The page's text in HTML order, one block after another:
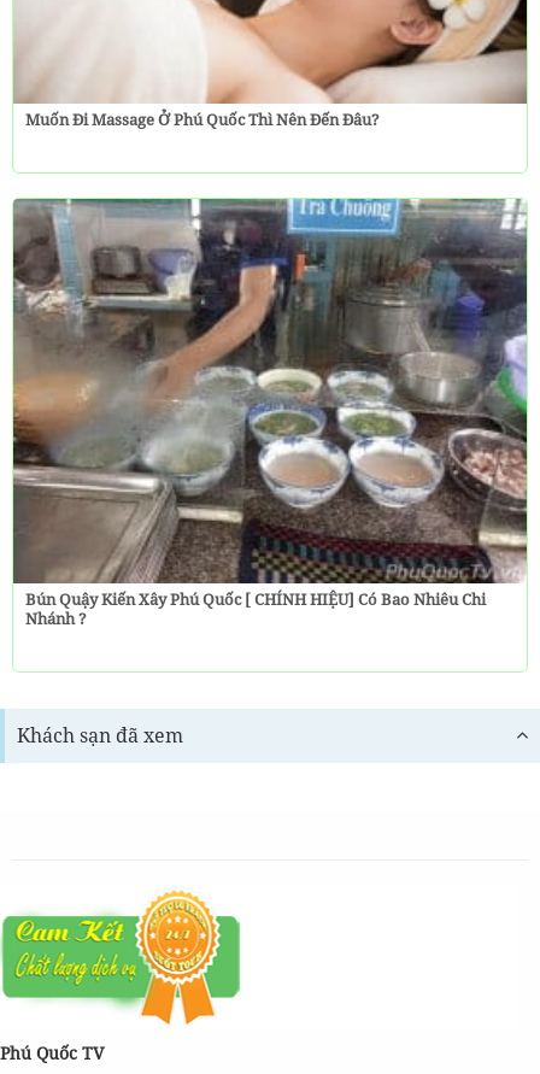
Muốn Đi Massage Ở Phú Quốc Thì Nên Đến Đâu?
Bún Quậy Kiến Xây Phú Quốc [ CHÍNH HIỆU] Có Bao Nhiêu Chi
Nhánh ?
Khách sạn đã xem
Phú Quốc TV